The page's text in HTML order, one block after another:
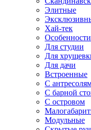
Элитные
Хай-тек
Особенности
Для студии
Для
Для дачи
Встроенные
С
С барной
С островом
Модульные